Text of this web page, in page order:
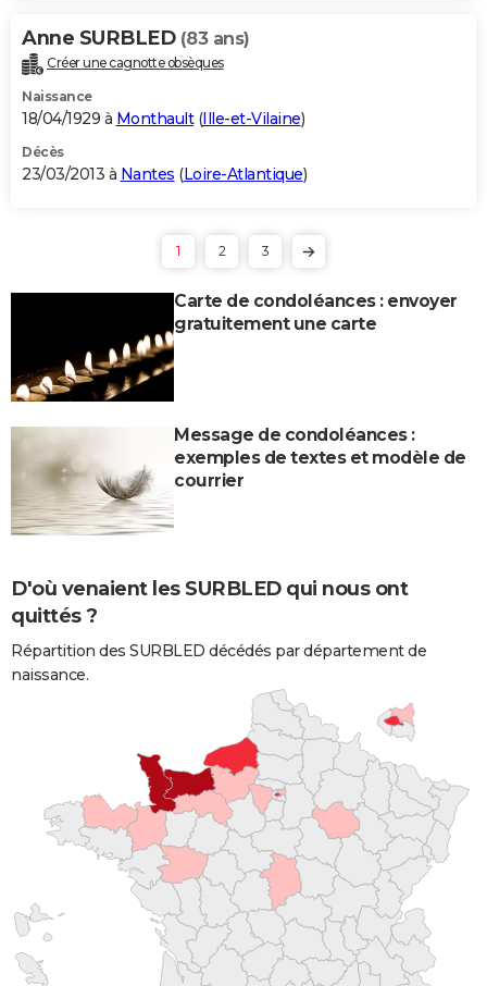
Anne SURBLED (83 ans)
Créer une cagnotte obsèques
Naissance
18/04/1929 à Monthault(Ille-et-Vilaine)
Décès
23/03/2013 à Nantes (Loire-Atlantique)
1 2 3
Carte de condoléances : envoyer
gratuitement une carte
Message de condoléances :
exemples de textes et modèle de
courrier
D'où venaient les SURBLED qui nous ont
quittés ?
Répartition des SURBLED décédés par département de
naissance.